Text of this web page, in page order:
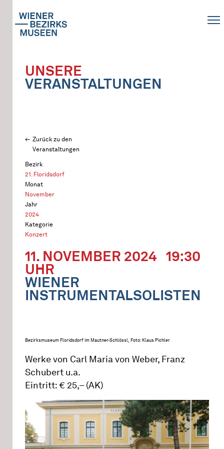
UNSERE
VERANSTALTUNGEN
Zurück zu den
Veranstaltungen
Bezirk
21. Floridsdorf
Monat
November
Jahr
2024
Kategorie
Konzert
11. NOVEMBER 2024 19:30
UHR
WIENER
INSTRUMENTALSOLISTEN
Bezirksmuseum Floridsdorf im Mautner-Schlössl, Foto: Klaus Pichler
Werke von Carl Maria von Weber, Franz
Schubert u.a.
Eintritt: € 25,– (AK)